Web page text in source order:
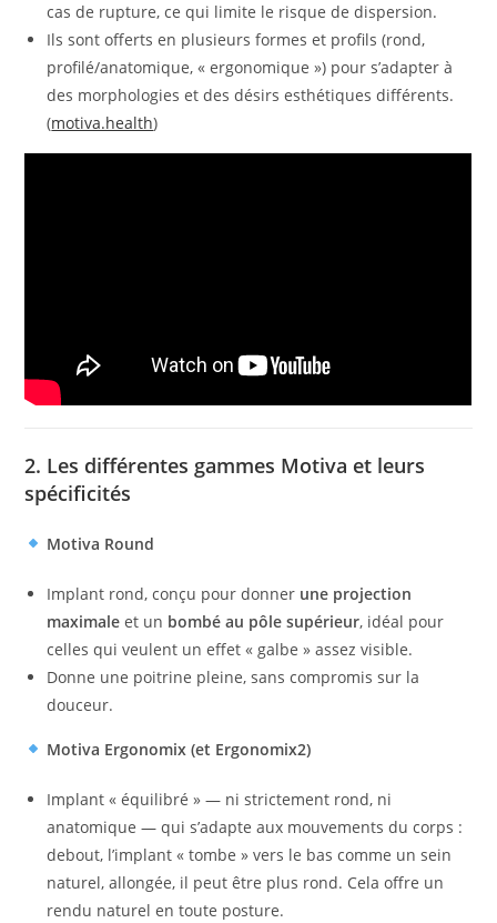
cas de rupture, ce qui limite le risque de dispersion.
Ils sont offerts en plusieurs formes et profils (rond,
profilé/anatomique, « ergonomique ») pour s’adapter à
des morphologies et des désirs esthétiques différents.
(motiva.health)
2. Les différentes gammes Motiva et leurs
spécificités
Motiva Round
Implant rond, conçu pour donner une projection
maximale et un bombé au pôle supérieur, idéal pour
celles qui veulent un effet « galbe » assez visible.
Donne une poitrine pleine, sans compromis sur la
douceur.
Motiva Ergonomix (et Ergonomix2)
Implant « équilibré » — ni strictement rond, ni
anatomique — qui s’adapte aux mouvements du corps :
debout, l’implant « tombe » vers le bas comme un sein
naturel, allongée, il peut être plus rond. Cela offre un
rendu naturel en toute posture.